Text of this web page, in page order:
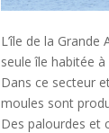
L’île de la Grande
seule île habitée
Dans ce secteur
moules sont
Des palourdes et